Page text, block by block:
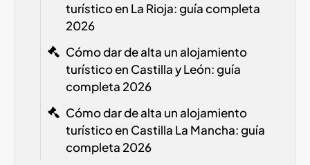
turístico en La Rioja: guía completa
2026
Cómo dar de alta un alojamiento
turístico en Castilla y León: guía
completa 2026
Cómo dar de alta un alojamiento
turístico en Castilla La Mancha: guía
completa 2026